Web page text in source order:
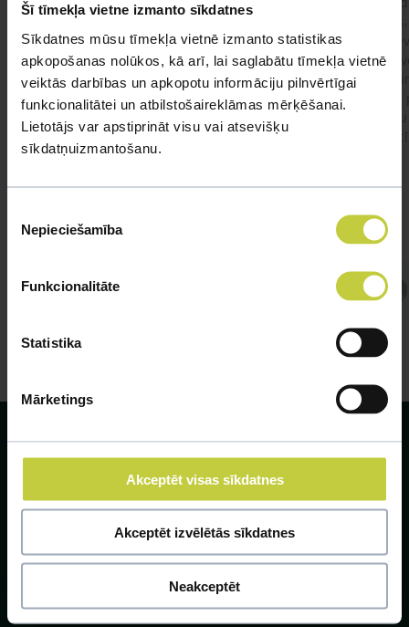
Šī tīmekļa vietne izmanto sīkdatnes
Sīkdatnes mūsu tīmekļa vietnē izmanto statistikas
apkopošanas nolūkos, kā arī, lai saglabātu tīmekļa vietnē
veiktās darbības un apkopotu informāciju pilnvērtīgai
funkcionalitātei un atbilstošaireklāmas mērķēšanai.
Lietotājs var apstiprināt visu vai atsevišķu
sīkdatņuizmantošanu.
izvēle
Nepieciešamība
Funkcionalitāte
Statistika
Mārketings
Akceptēt visas sīkdatnes
Akceptēt izvēlētās sīkdatnes
Neakceptēt
garnelēm kārbiņās apakšā.Kādas sekas varētu
būt?Kā kaķis varētu reağēt...Ko darīt?
#kakis #apedis #plevi
Atbild Veterinārārsts,
SIA ZOO Centrs, LV40003622166,
Vienības gatve 109, Rīga, Latvija, LV-1058.
P. 10:00-20:00 / S.SV. 10:00-16:00
Fotokonkurss
Klīnikas un aptiekas